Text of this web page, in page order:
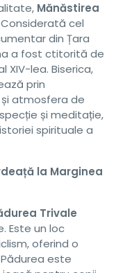
Mănăstirea
cel
din Țara
a fost ctitorită de
XIV-lea. Biserica,
prin
atmosfera de
și meditație,
spirituale a
la Marginea
Trivale
Este un loc
oferind o
este